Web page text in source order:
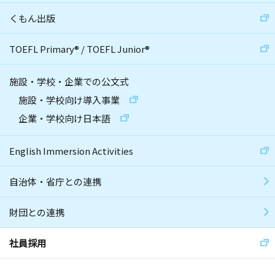
くもん出版
TOEFL Primary® /TOEFL Junior®
施設・学校・企業での公文式
施設・学校向け導入事業
企業・学校向け日本語
English Immersion Activities
自治体・省庁との連携
財団との連携
社員採用